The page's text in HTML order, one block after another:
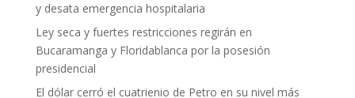
y desata emergencia hospitalaria
Ley seca y fuertes restricciones regirán en
Bucaramanga y Floridablanca por la posesión
presidencial
El dólar cerró el cuatrienio de Petro en su nivel más